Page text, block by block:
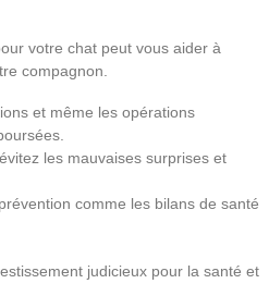
votre chat peut vous aider à
compagnon.
et même les opérations
les mauvaises surprises et
comme les bilans de santé
judicieux pour la santé et